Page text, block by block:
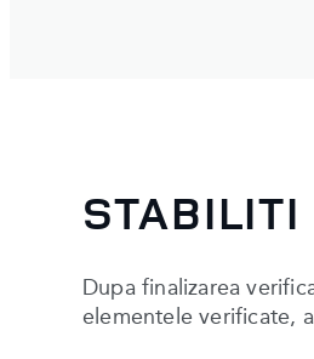
STABILITI
Dupa finalizarea
elementele verificate,